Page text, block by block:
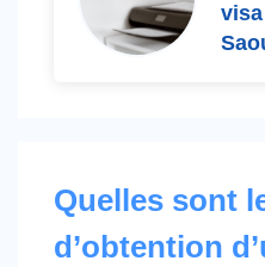
Quelles sont
d’obtention